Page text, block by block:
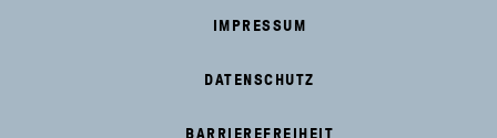
IMPRESSUM
DATENSCHUTZ
BARRIEREFREIHEIT